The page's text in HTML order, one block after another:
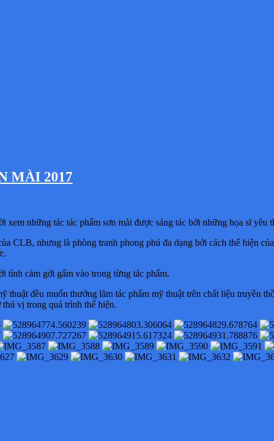
MÀI 2017
xem những tác tác phẩm sơn mài được sáng tác bởi những họa sĩ yêu
CLB, nhưng là phòng tranh phong phú đa dạng bởi cách thể hiện
tình cảm gởi gấm vào trong từng tác phẩm.
đều muốn thưởng lãm tác phẩm mỹ thuật trên chất liệu truyền
thú vị trong quá trình thể hiện.